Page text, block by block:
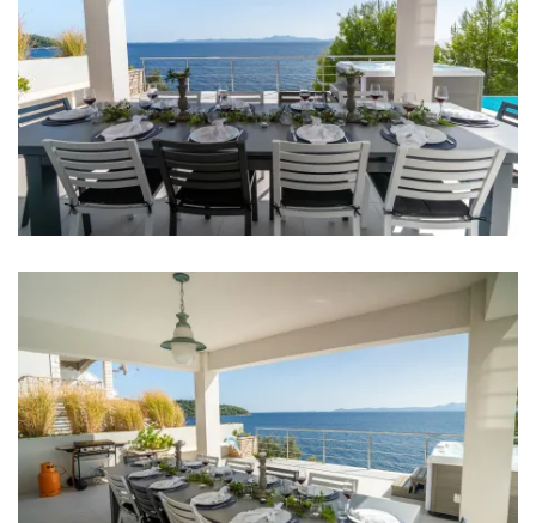
Ručnici
Kuhinja
Štednjak
Pećnica
Mikrovalna
Kuhalo za vodu